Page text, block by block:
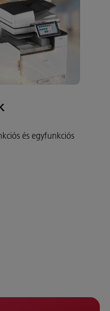
és egyfunkciós